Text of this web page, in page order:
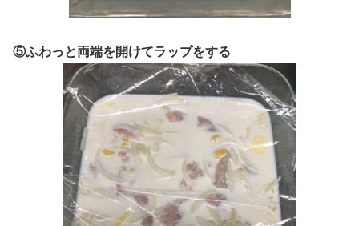
⑤ふわっと両端を開けてラップをする